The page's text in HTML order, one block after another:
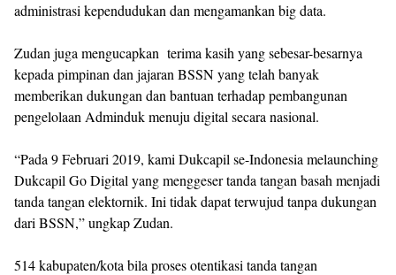
administrasi kependudukan dan mengamankan big data.
Zudan juga mengucapkan terima kasih yang sebesar-besarnya
kepada pimpinan dan jajaran BSSN yang telah banyak
memberikan dukungan dan bantuan terhadap pembangunan
pengelolaan Adminduk menuju digital secara nasional.
“Pada 9 Februari 2019, kami Dukcapil se-Indonesia melaunching
Dukcapil Go Digital yang menggeser tanda tangan basah menjadi
tanda tangan elektornik. Ini tidak dapat terwujud tanpa dukungan
dari BSSN,” ungkap Zudan.
514 kabupaten/kota bila proses otentikasi tanda tangan